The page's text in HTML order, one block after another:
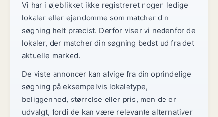
Vi har i øjeblikket ikke registreret nogen ledige
lokaler eller ejendomme som matcher din
søgning helt præcist. Derfor viser vi nedenfor de
lokaler, der matcher din søgning bedst ud fra det
aktuelle marked.
De viste annoncer kan afvige fra din oprindelige
søgning på eksempelvis lokaletype,
beliggenhed, størrelse eller pris, men de er
udvalgt, fordi de kan være relevante alternativer